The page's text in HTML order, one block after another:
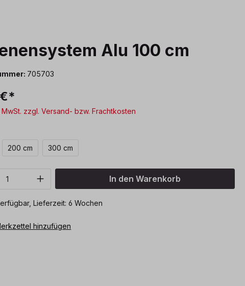
Alu 100 cm
705703
zzgl. Versand- bzw. Frachtkosten
200 cm 300 cm
Anzahl: Gib den gewünschten Wert
In den Warenkorb
Lieferzeit: 6 Wochen
hinzufügen